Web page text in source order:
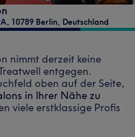
10789 Berlin, Deutschland
nimmt derzeit keine
entgegen.
oben auf der Seite,
in Ihrer Nähe zu
viele erstklassige Profis